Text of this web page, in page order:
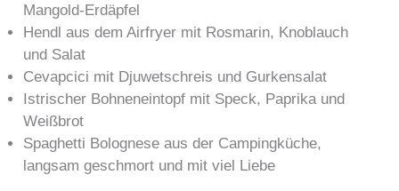
Mangold-Erdäpfel
Hendl aus dem Airfryer mit Rosmarin, Knoblauch
und Salat
Cevapcici mit Djuwetschreis und Gurkensalat
Istrischer Bohneneintopf mit Speck, Paprika und
Weißbrot
Spaghetti Bolognese aus der Campingküche,
langsam geschmort und mit viel Liebe